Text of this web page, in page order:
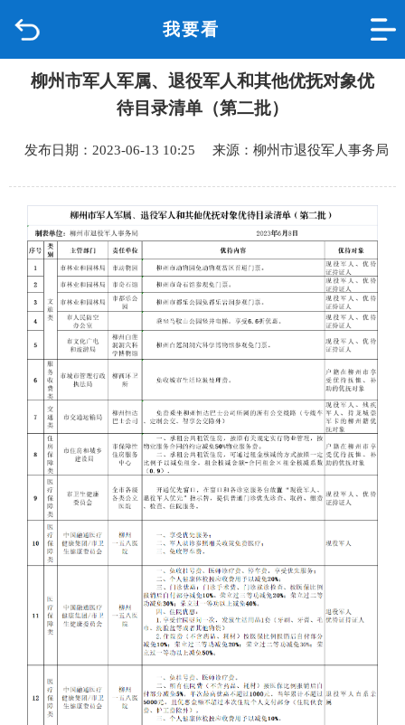
我要看
品质城中
政府信息公开
网上办事
互动回应
数据专题
柳州市军人军属、退役军人和其他优抚对象优
待目录清单（第二批）
发布日期：2023-06-13 10:25 来源：柳州市退役军人事务局